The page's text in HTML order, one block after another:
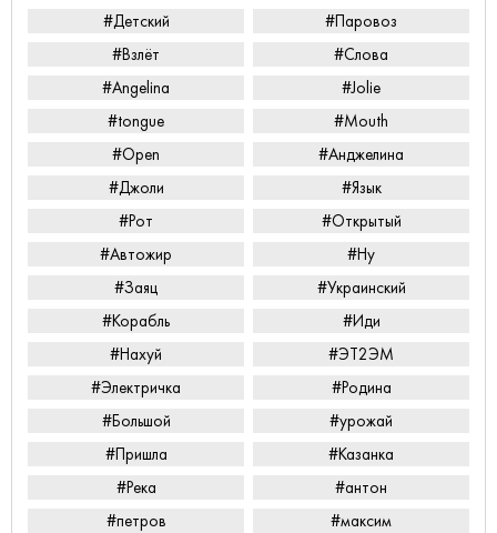
#Детский
#Паровоз
#Взлёт
#Слова
#Angelina
#Jolie
#tongue
#Mouth
#Open
#Анджелина
#Джоли
#Язык
#Рот
#Открытый
#Автожир
#Ну
#Заяц
#Украинский
#Корабль
#Иди
#Нахуй
#ЭТ2ЭМ
#Электричка
#Родина
#Большой
#урожай
#Пришла
#Казанка
#Река
#антон
#петров
#максим